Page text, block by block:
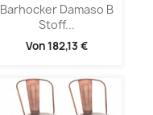
Barhocker Damaso B
Stoff...
Von182,13 €